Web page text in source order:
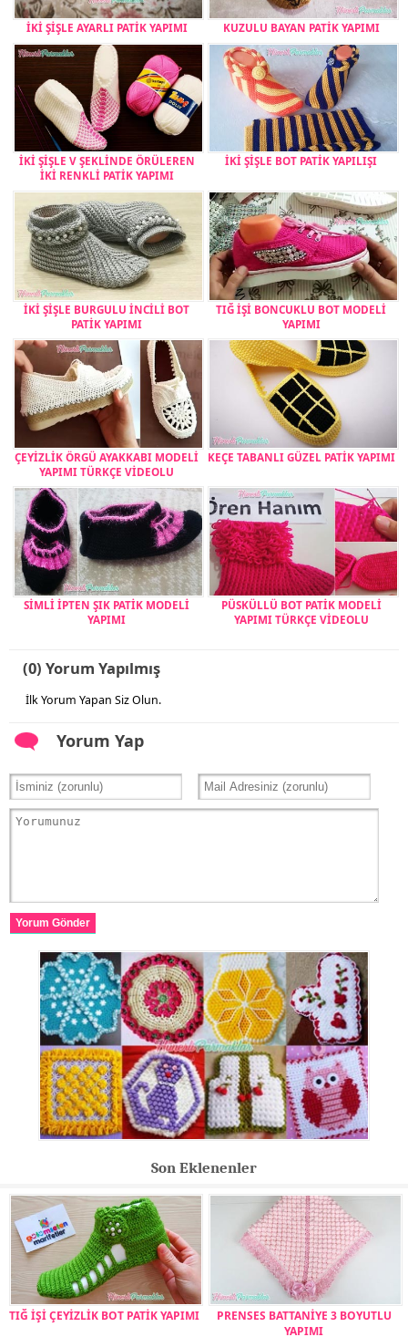
İKİ ŞİŞLE AYARLI PATİK YAPIMI KUZULU BAYAN PATİK YAPIMI
İKİ ŞİŞLE V ŞEKLİNDE ÖRÜLEREN
İKİ RENKLİ PATİK YAPIMI
İKİ ŞİŞLE BOT PATİK YAPILIŞI
İKİ ŞİŞLE BURGULU İNCİLİ BOT
PATİK YAPIMI
TIĞ İŞİ BONCUKLU BOT MODELİ
YAPIMI
ÇEYİZLİK ÖRGÜ AYAKKABI MODELİ
YAPIMI TÜRKÇE VİDEOLU
KEÇE TABANLI GÜZEL PATİK YAPIMI
SİMLİ İPTEN ŞIK PATİK MODELİ
YAPIMI
PÜSKÜLLÜ BOT PATİK MODELİ
YAPIMI TÜRKÇE VİDEOLU
(0) Yorum Yapılmış
İlk Yorum Yapan Siz Olun.
Yorum Yap
Yorum Gönder
Son Eklenenler
TIĞ İŞİ ÇEYİZLİK BOT PATİK YAPIMI
PRENSES BATTANİYE 3 BOYUTLU
YAPIMI